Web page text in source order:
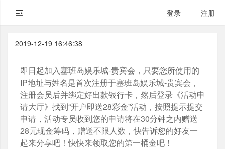
登录 注册
2019-12-19 16:46:38
即日起加入塞班岛娱乐城-贵宾会，只要您所使用的
IP地址与姓名是首次注册于塞班岛娱乐城-贵宾会，
注册会员后并绑定好出款银行卡，然后登录《活动申
请大厅》找到“开户即送28彩金”活动，按照提示提交
申请，活动专员收到您的申请将在30分钟之内赠送
28元现金筹码，赠送不限人数，快告诉您的好友一
起来分享吧！快快来领取您的第一桶金吧！